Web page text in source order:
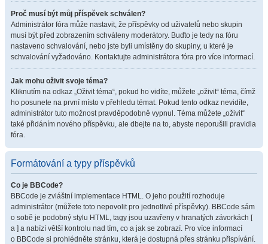
Proč musí být můj příspěvek schválen?
Administrátor fóra může nastavit, že příspěvky od uživatelů nebo skupin
musí být před zobrazením schváleny moderátory. Buďto je tedy na fóru
nastaveno schvalování, nebo jste byli umístěny do skupiny, u které je
schvalování vyžadováno. Kontaktujte administrátora fóra pro více informací.
Jak mohu oživit svoje téma?
Kliknutím na odkaz „Oživit téma“, pokud ho vidíte, můžete „oživit“ téma, čímž
ho posunete na první místo v přehledu témat. Pokud tento odkaz nevidíte,
administrátor tuto možnost pravděpodobně vypnul. Téma můžete „oživit“
také přidáním nového příspěvku, ale dbejte na to, abyste neporušili pravidla
fóra.
Formátování a typy příspěvků
Co je BBCode?
BBCode je zvláštní implementace HTML. O jeho použití rozhoduje
administrátor (můžete toto nepovolit pro jednotlivé příspěvky). BBCode sám
o sobě je podobný stylu HTML, tagy jsou uzavřeny v hranatých závorkách [
a ] a nabízí větší kontrolu nad tím, co a jak se zobrazí. Pro více informací
o BBCode si prohlédněte stránku, která je dostupná přes stránku přispívání.